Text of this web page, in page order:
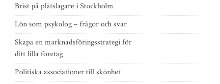
Brist på plåtslagare i Stockholm
Lön som psykolog – frågor och svar
Skapa en marknadsföringsstrategi för
ditt lilla företag
Politiska associationer till skönhet